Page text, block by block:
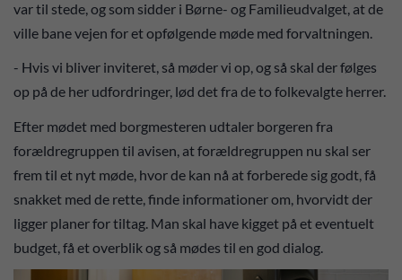
var til stede, og som sidder i Børne- og Familieudvalget, at de
ville bane vejen for et opfølgende møde med forvaltningen.
- Hvis vi bliver inviteret, så møder vi op, og så skal der følges
op på de her udfordringer, lød det fra de to folkevalgte herrer.
Efter mødet med borgmesteren udtaler borgeren fra
forældregruppen til avisen, at forældregruppen nu skal ser
frem til et nyt møde, hvor de kan nå at forberede sig godt, få
snakket med de rette, finde informationer om, hvorvidt der
ligger planer for tiltag. Man skal have kigget på et eventuelt
budget, få et overblik og så mødes til en god dialog.